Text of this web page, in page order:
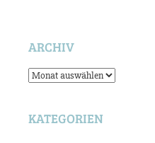
ARCHIV
Archiv
KATEGORIEN